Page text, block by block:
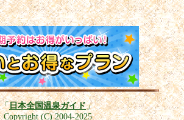
「日本全国温泉ガイド」
Copyright (C) 2004-2025